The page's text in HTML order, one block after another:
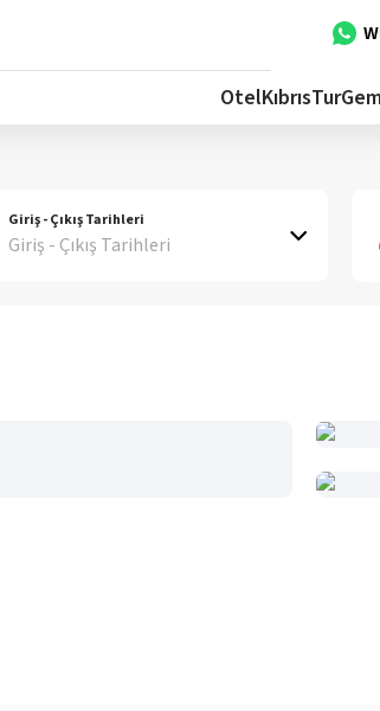
OtelKıbrısTur
Giriş - Çıkış Tarihleri
Giriş - Çıkış Tarihleri